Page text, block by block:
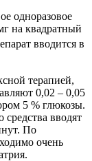
одноразовое
на квадратный
вводится в
терапией,
0,02 – 0,05
5 % глюкозы.
вводят
По
очень